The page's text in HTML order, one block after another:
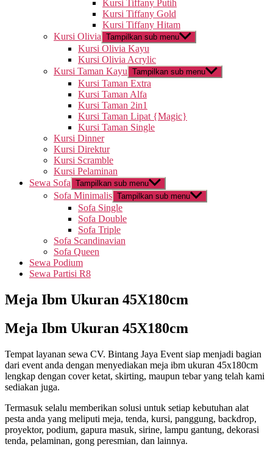
Kursi Tiffany Putih
Kursi Tiffany Gold
Kursi Tiffany Hitam
Kursi Olivia Tampilkan sub menu
Kursi Olivia Kayu
Kursi Olivia Acrylic
Kursi Taman Kayu Tampilkan sub menu
Kursi Taman Extra
Kursi Taman Alfa
Kursi Taman 2in1
Kursi Taman Lipat {Magic}
Kursi Taman Single
Kursi Dinner
Kursi Direktur
Kursi Scramble
Kursi Pelaminan
Sewa Sofa Tampilkan sub menu
Sofa Minimalis Tampilkan sub menu
Sofa Single
Sofa Double
Sofa Triple
Sofa Scandinavian
Sofa Queen
Sewa Podium
Sewa Partisi R8
Meja Ibm Ukuran 45X180cm
Meja Ibm Ukuran 45X180cm
Tempat layanan sewa CV. Bintang Jaya Event siap menjadi bagian
dari event anda dengan menyediakan meja ibm ukuran 45x180cm
lengkap dengan cover ketat, skirting, maupun tebar yang telah kami
sediakan juga.
Termasuk selalu memberikan solusi untuk setiap kebutuhan alat
pesta anda yang meliputi meja, tenda, kursi, panggung, backdrop,
proyektor, podium, gapura masuk, sirine, lampu gantung, dekorasi
tenda, pelaminan, gong peresmian, dan lainnya.